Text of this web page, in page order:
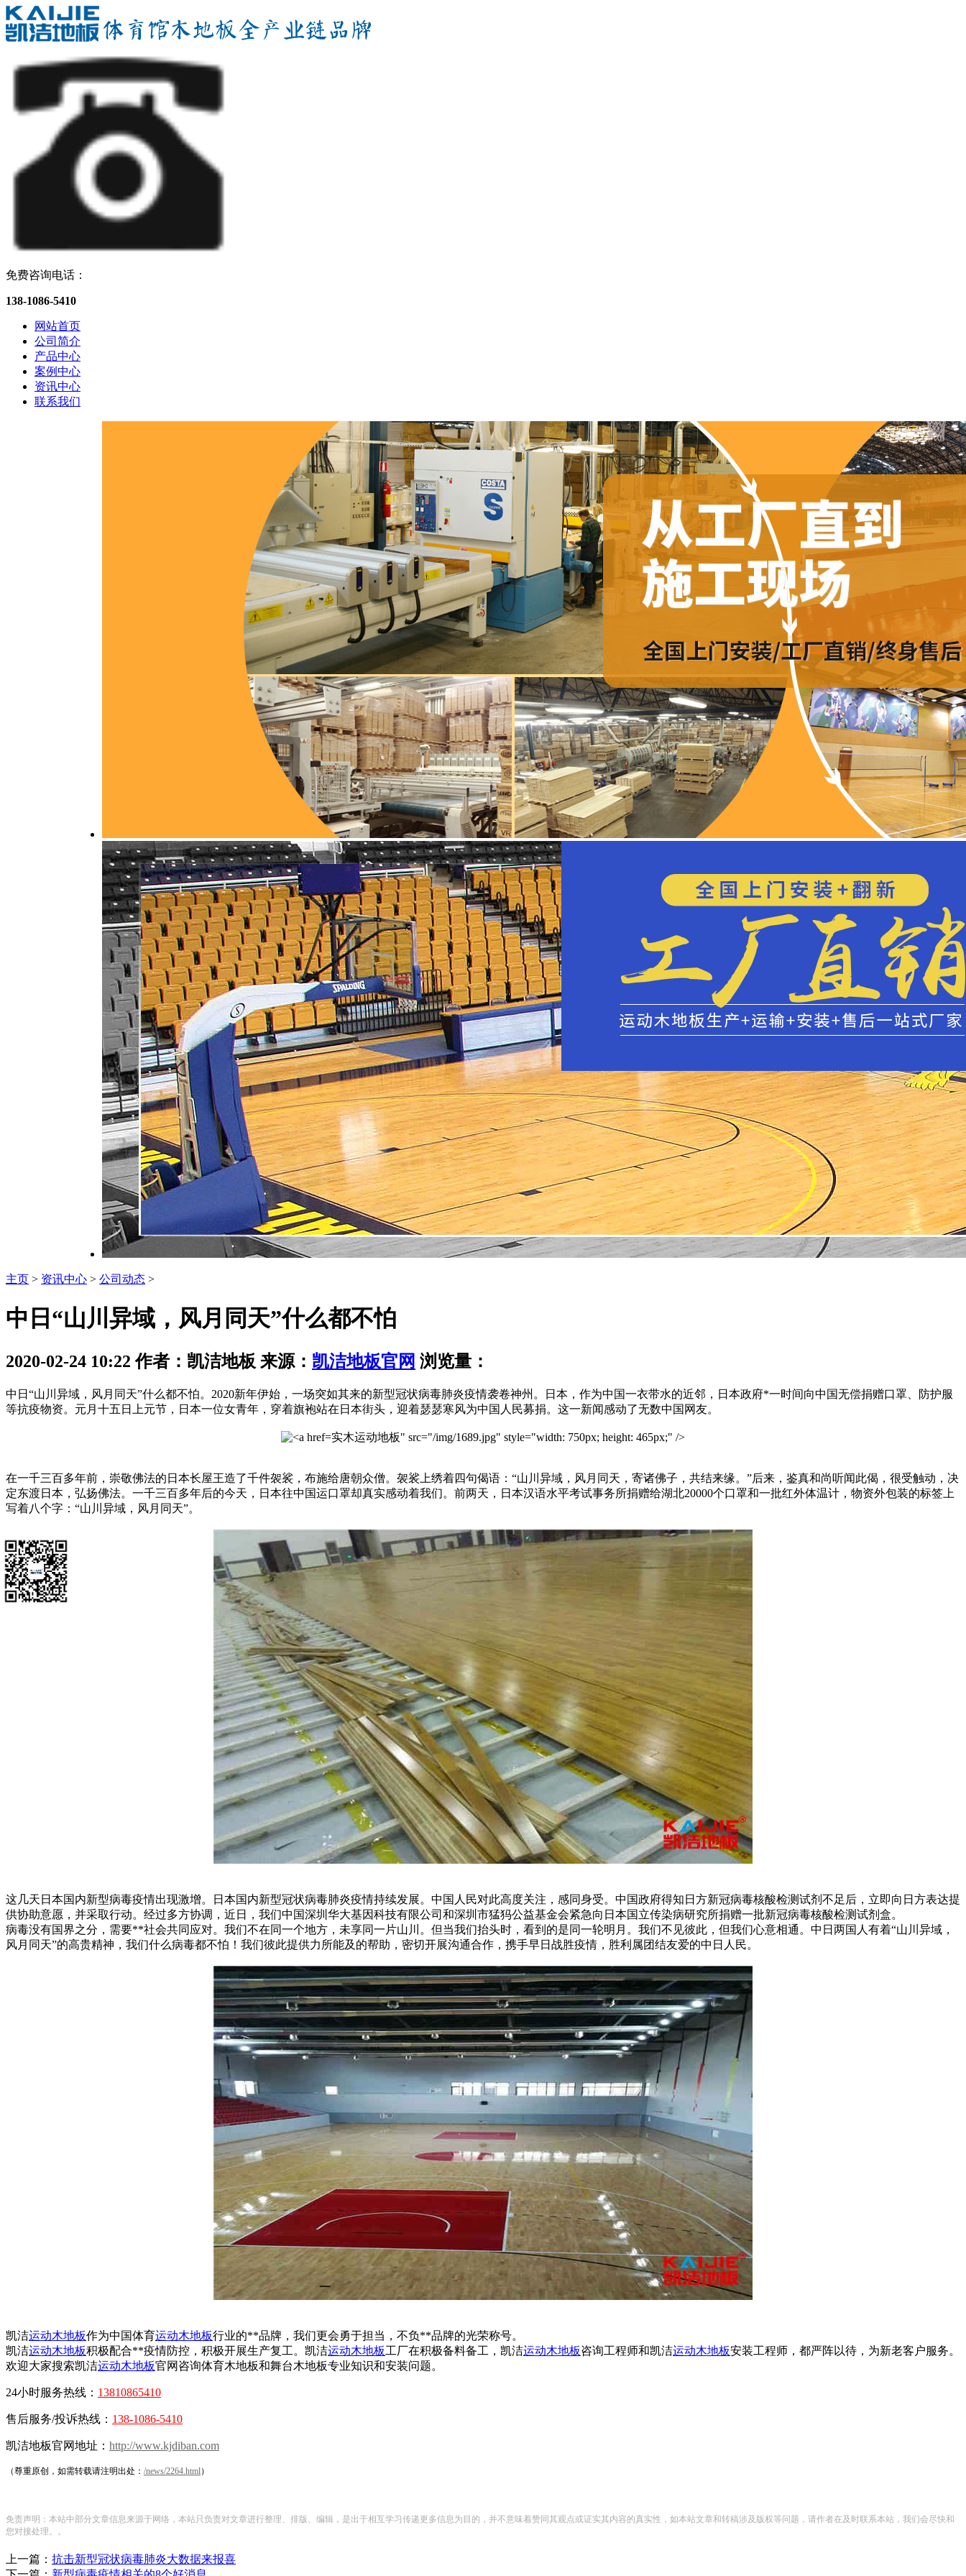
免费咨询电话：
138-1086-5410
网站首页
公司简介
产品中心
案例中心
资讯中心
联系我们
主页 > 资讯中心 > 公司动态 >
中日“山川异域，风月同天”什么都不怕
2020-02-24 10:22 作者：凯洁地板 来源： 凯洁地板官网 浏览量：
中日“山川异域，风月同天”什么都不怕。2020新年伊始，一场突如其来的新型冠状病毒肺炎疫情袭卷神州。日本，作为中国一衣带水的近邻，日本政府*一时间向中国无偿捐赠口罩、防护服
等抗疫物资。元月十五日上元节，日本一位女青年，穿着旗袍站在日本街头，迎着瑟瑟寒风为中国人民募捐。这一新闻感动了无数中国网友。
实木运动地板" src="/img/1689.jpg" style="width: 750px; height: 465px;" />
在一千三百多年前，崇敬佛法的日本长屋王造了千件袈裟，布施给唐朝众僧。袈裟上绣着四句偈语：“山川异域，风月同天，寄诸佛子，共结来缘。”后来，鉴真和尚听闻此偈，很受触动，决
定东渡日本，弘扬佛法。一千三百多年后的今天，日本往中国运口罩却真实感动着我们。前两天，日本汉语水平考试事务所捐赠给湖北20000个口罩和一批红外体温计，物资外包装的标签上
写着八个字：“山川异域，风月同天”。
这几天日本国内新型病毒疫情出现激增。日本国内新型冠状病毒肺炎疫情持续发展。中国人民对此高度关注，感同身受。中国政府得知日方新冠病毒核酸检测试剂不足后，立即向日方表达提
供协助意愿，并采取行动。经过多方协调，近日，我们中国深圳华大基因科技有限公司和深圳市猛犸公益基金会紧急向日本国立传染病研究所捐赠一批新冠病毒核酸检测试剂盒。
病毒没有国界之分，需要**社会共同应对。我们不在同一个地方，未享同一片山川。但当我们抬头时，看到的是同一轮明月。我们不见彼此，但我们心意相通。中日两国人有着“山川异域，
风月同天”的高贵精神，我们什么病毒都不怕！我们彼此提供力所能及的帮助，密切开展沟通合作，携手早日战胜疫情，胜利属团结友爱的中日人民。
凯洁运动木地板作为中国体育运动木地板行业的**品牌，我们更会勇于担当，不负**品牌的光荣称号。
凯洁运动木地板积极配合**疫情防控，积极开展生产复工。凯洁运动木地板工厂在积极备料备工，凯洁运动木地板咨询工程师和凯洁运动木地板安装工程师，都严阵以待，为新老客户服务。
欢迎大家搜索凯洁运动木地板官网咨询体育木地板和舞台木地板专业知识和安装问题。
24小时服务热线： 13810865410
售后服务/投诉热线： 138-1086-5410
凯洁地板官网地址： http://www.kjdiban.com
（尊重原创，如需转载请注明出处： /news/2264.html）
免责声明：本站中部分文章信息来源于网络，本站只负责对文章进行整理、排版、编辑，是出于相互学习传递更多信息为目的，并不意味着赞同其观点或证实其内容的真实性，如本站文章和转稿涉及版权等问题，请作者在及时联系本站，我们会尽快和
您对接处理。。
上一篇： 抗击新型冠状病毒肺炎大数据来报喜